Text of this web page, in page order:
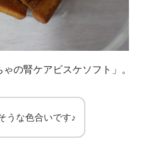
の腎ケアビスケソフト」。
うな色合いです♪